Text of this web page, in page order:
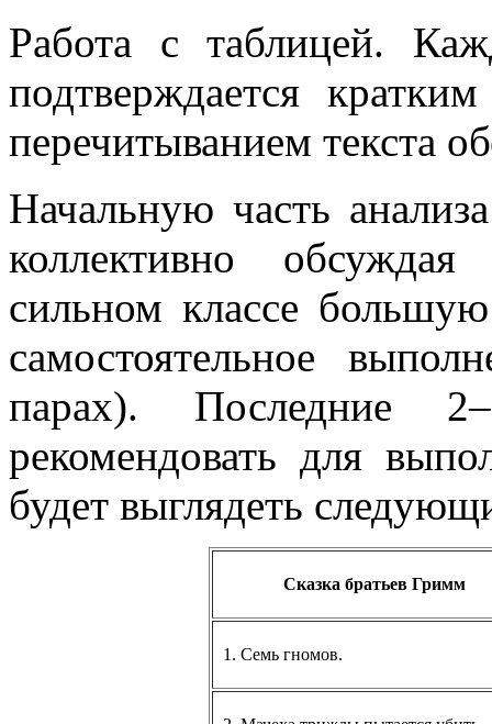
Работа с таблицей.
подтверждается
перечитыванием текста
Начальную часть
коллективно
сильном классе
самостоятельное
парах). Последние
рекомендовать для
будет выглядеть
Сказка братьев Гримм
1. Семь гномов.